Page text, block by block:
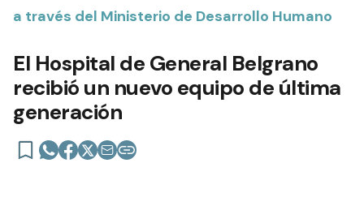
Añadir como fuente en
a través del Ministerio de Desarrollo Humano
El Hospital de General Belgrano
recibió un nuevo equipo de última